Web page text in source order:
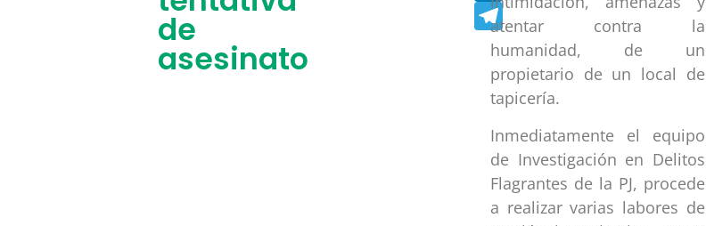
de
asesinato
Telegram
atentar contra la
humanidad, de un
propietario de un local de
tapicería.
Inmediatamente el equipo
de Investigación en Delitos
Flagrantes de la PJ, procede
a realizar varias labores de